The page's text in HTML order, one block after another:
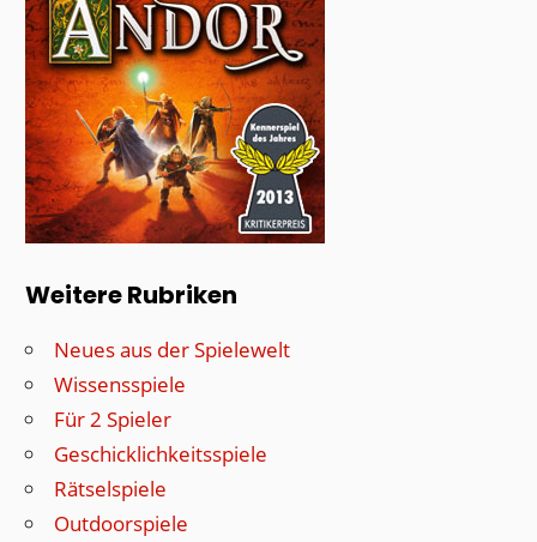
Weitere Rubriken
Neues aus der Spielewelt
Wissensspiele
Für 2 Spieler
Geschicklichkeitsspiele
Rätselspiele
Outdoorspiele